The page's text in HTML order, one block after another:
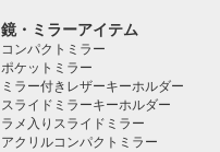
鏡・ミラーアイテム
コンパクトミラー
ポケットミラー
ミラー付きレザーキーホルダー
スライドミラーキーホルダー
ラメ入りスライドミラー
アクリルコンパクトミラー